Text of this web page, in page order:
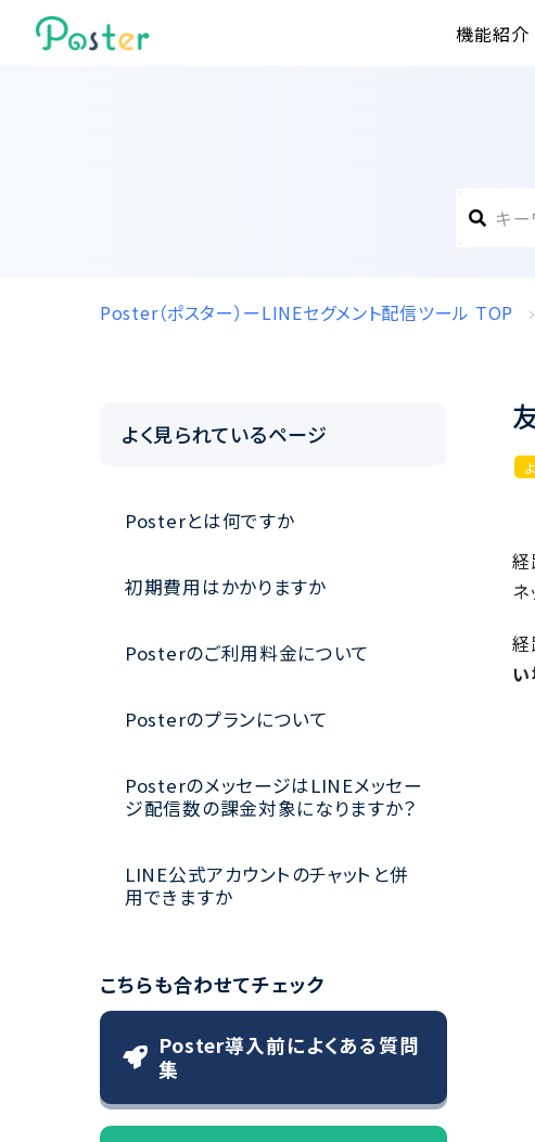
機能紹介
Poster（ポスター）ーLINEセグメント配信ツール TOP
よく見られているページ
Posterとは何ですか
初期費用はかかりますか
Posterのご利用料金について
Posterのプランについて
PosterのメッセージはLINEメッセー
ジ配信数の課金対象になりますか？
LINE公式アカウントのチャットと併
用できますか
こちらも合わせてチェック
Poster導入前によくある質問
集
経
経